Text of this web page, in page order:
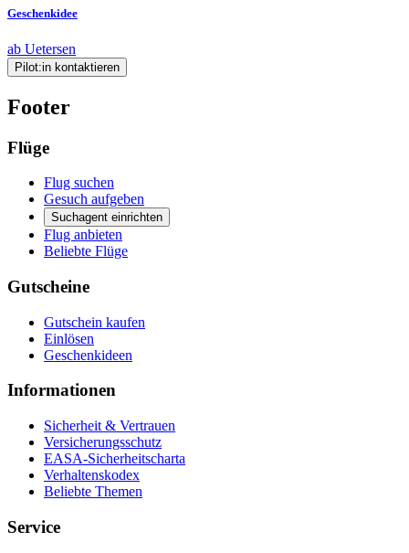
Geschenkidee
ab Uetersen
Pilot:in kontaktieren
Footer
Flüge
Flug suchen
Gesuch aufgeben
Suchagent einrichten
Flug anbieten
Beliebte Flüge
Gutscheine
Gutschein kaufen
Einlösen
Geschenkideen
Informationen
Sicherheit & Vertrauen
Versicherungsschutz
EASA-Sicherheitscharta
Verhaltenskodex
Beliebte Themen
Service